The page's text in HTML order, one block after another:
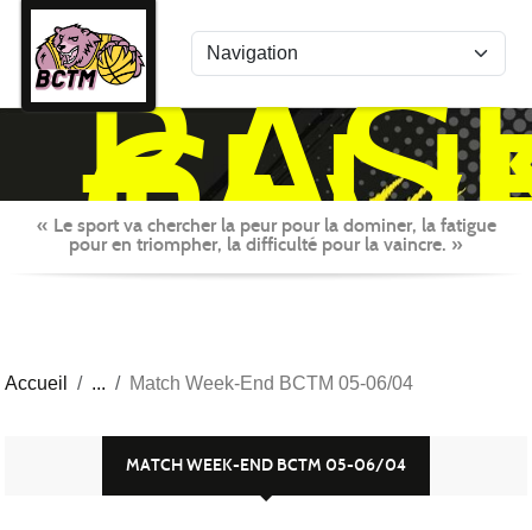
« Le sport va chercher la peur pour la dominer, la fatigue
pour en triompher, la difficulté pour la vaincre. »
Accueil Match Week-End BCTM 05-06/04
MATCH WEEK-END BCTM 05-06/04
Panneau de gestion des cookies